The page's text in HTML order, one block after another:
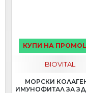
КУПИ НА
BIOVITAL
МОРСКИ
ИМУНОФИТАЛ ЗА